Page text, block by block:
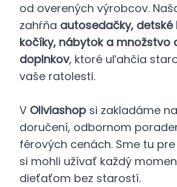
od overených výrobcov.
zahŕňa autosedačky, detské
kočíky, nábytok a množstvo
doplnkov, ktoré uľahčia
vaše ratolesti.
V Oliviashop si zakladáme
doručení, odbornom
férových cenách. Sme tu
si mohli užívať každý
dieťaťom bez starostí.